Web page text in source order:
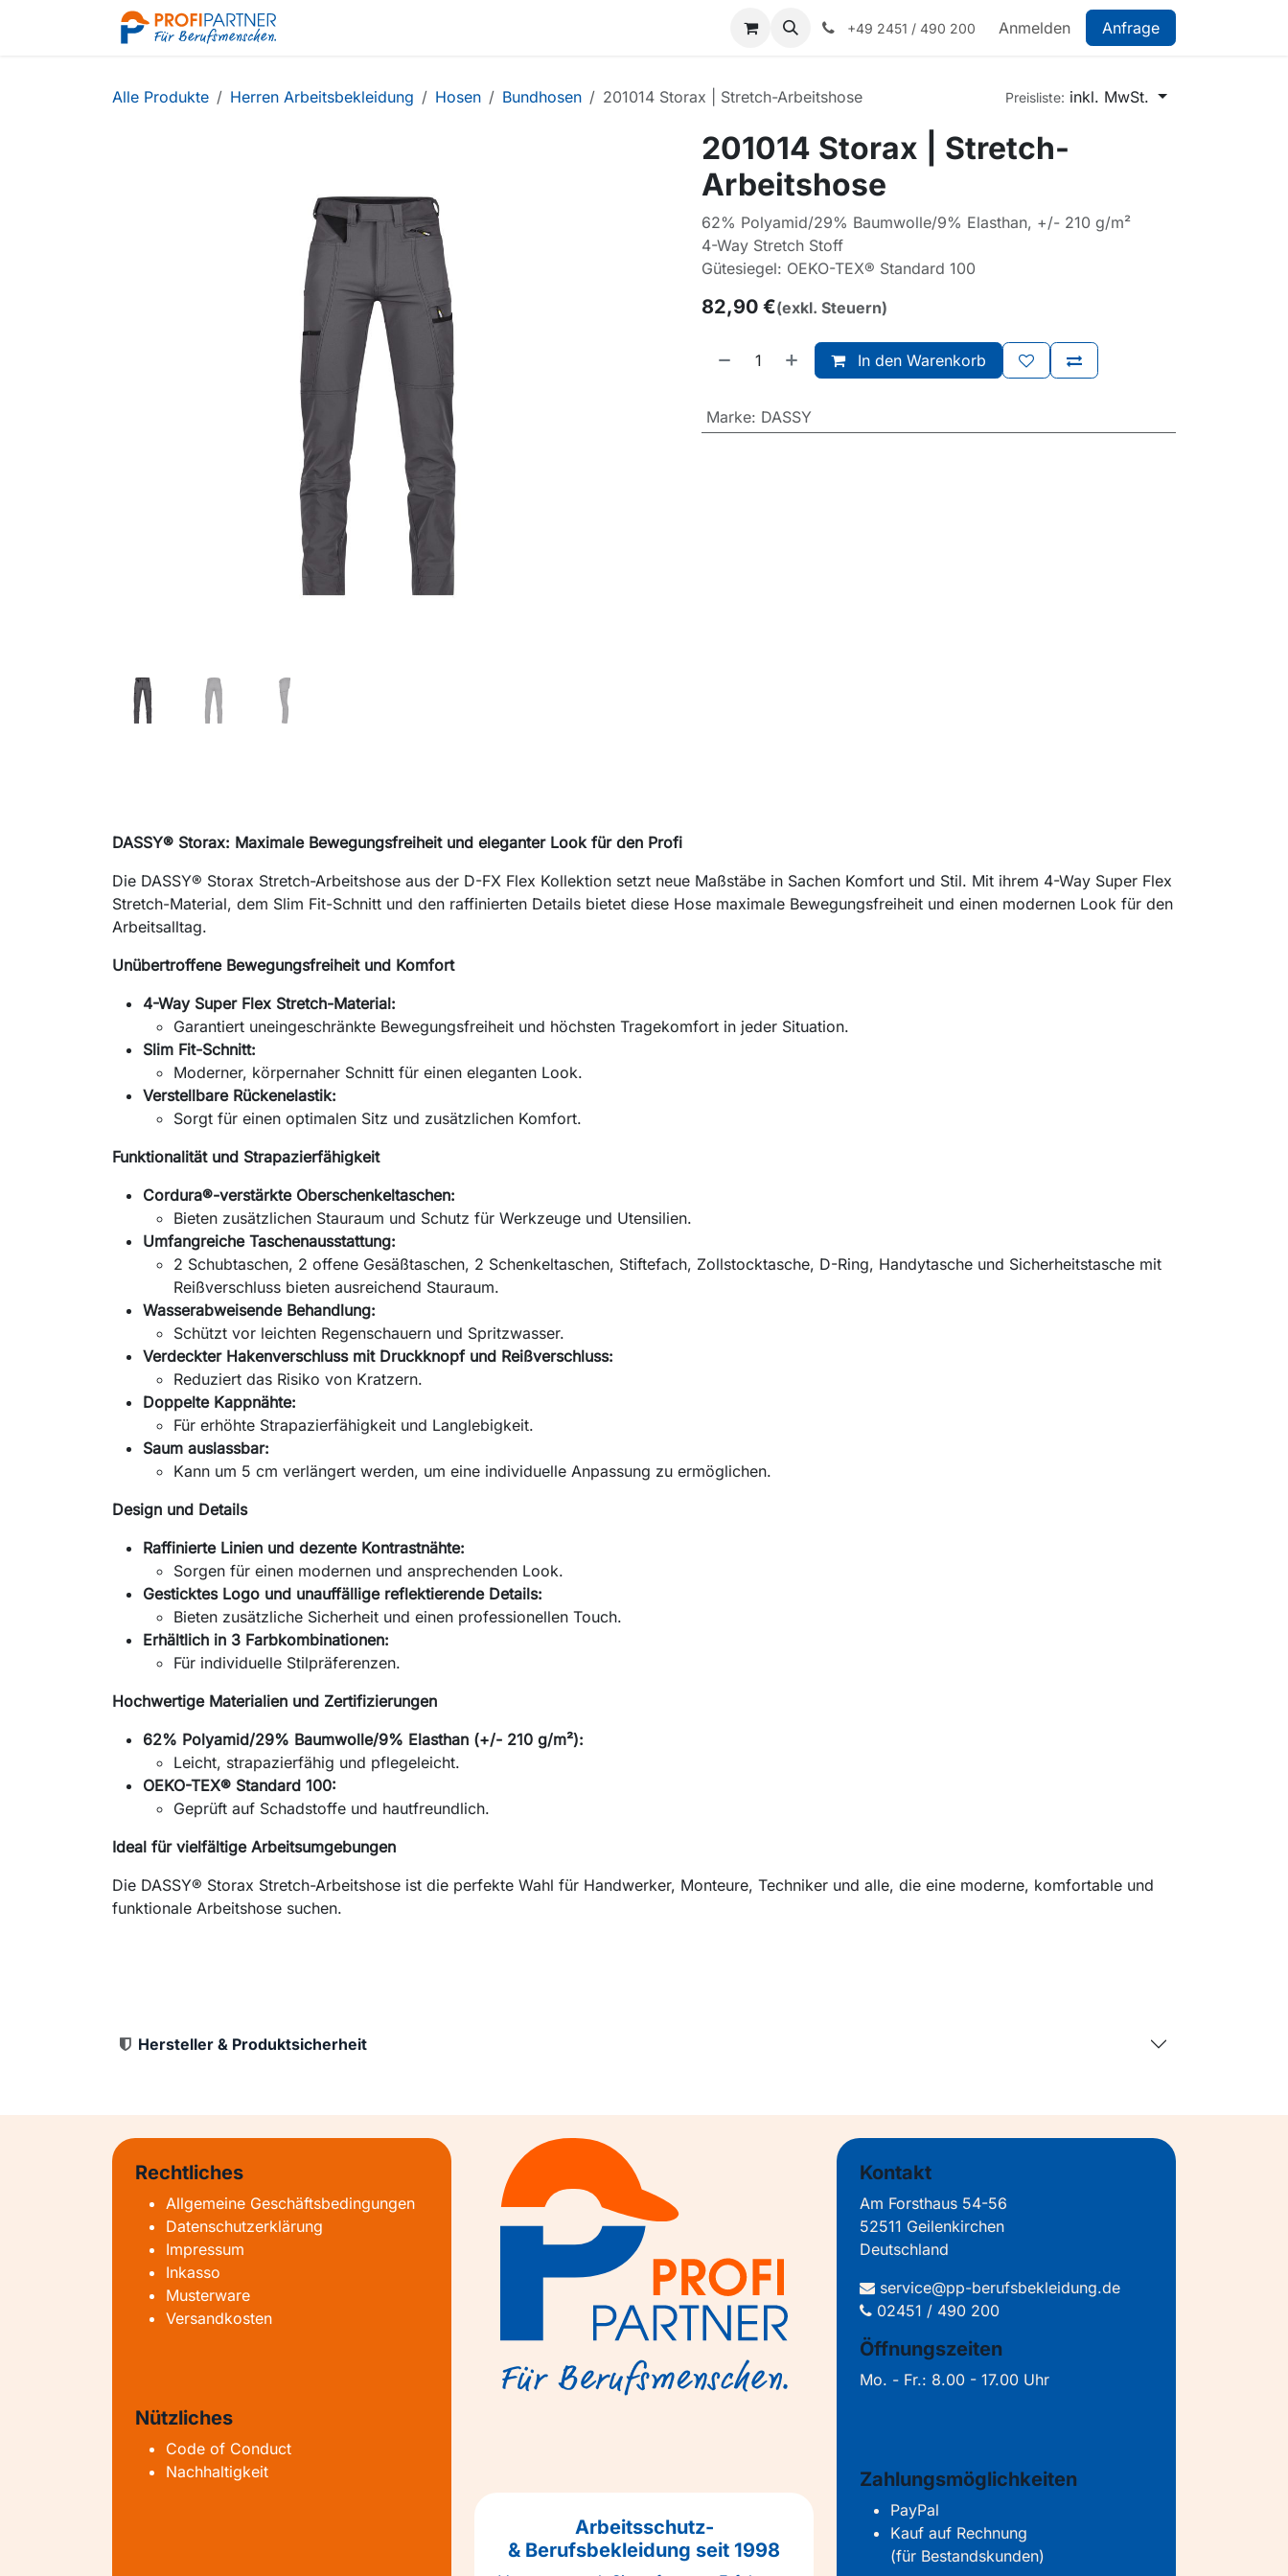
Zum Inhalt springen
+49 2451 / 490 200 Anmelden Anfrage
Alle Produkte Herren Arbeitsbekleidung Hosen Bundhosen 201014 Storax | Stretch-Arbeitshose Preisliste: inkl. MwSt.
201014 Storax | Stretch-
Arbeitshose
62% Polyamid/29% Baumwolle/9% Elasthan, +/- 210 g/m²
4-Way Stretch Stoff
Gütesiegel: OEKO-TEX® Standard 100
82,90 €(exkl. Steuern)
In den Warenkorb
Marke: DASSY
DASSY® Storax: Maximale Bewegungsfreiheit und eleganter Look für den Profi
Die DASSY® Storax Stretch-Arbeitshose aus der D-FX Flex Kollektion setzt neue Maßstäbe in Sachen Komfort und Stil. Mit ihrem 4-Way Super Flex
Stretch-Material, dem Slim Fit-Schnitt und den raffinierten Details bietet diese Hose maximale Bewegungsfreiheit und einen modernen Look für den
Arbeitsalltag.
Unübertroffene Bewegungsfreiheit und Komfort
4-Way Super Flex Stretch-Material:
Garantiert uneingeschränkte Bewegungsfreiheit und höchsten Tragekomfort in jeder Situation.
Slim Fit-Schnitt:
Moderner, körpernaher Schnitt für einen eleganten Look.
Verstellbare Rückenelastik:
Sorgt für einen optimalen Sitz und zusätzlichen Komfort.
Funktionalität und Strapazierfähigkeit
Cordura®-verstärkte Oberschenkeltaschen:
Bieten zusätzlichen Stauraum und Schutz für Werkzeuge und Utensilien.
Umfangreiche Taschenausstattung:
2 Schubtaschen, 2 offene Gesäßtaschen, 2 Schenkeltaschen, Stiftefach, Zollstocktasche, D-Ring, Handytasche und Sicherheitstasche mit
Reißverschluss bieten ausreichend Stauraum.
Wasserabweisende Behandlung:
Schützt vor leichten Regenschauern und Spritzwasser.
Verdeckter Hakenverschluss mit Druckknopf und Reißverschluss:
Reduziert das Risiko von Kratzern.
Doppelte Kappnähte:
Für erhöhte Strapazierfähigkeit und Langlebigkeit.
Saum auslassbar:
Kann um 5 cm verlängert werden, um eine individuelle Anpassung zu ermöglichen.
Design und Details
Raffinierte Linien und dezente Kontrastnähte:
Sorgen für einen modernen und ansprechenden Look.
Gesticktes Logo und unauffällige reflektierende Details:
Bieten zusätzliche Sicherheit und einen professionellen Touch.
Erhältlich in 3 Farbkombinationen:
Für individuelle Stilpräferenzen.
Hochwertige Materialien und Zertifizierungen
62% Polyamid/29% Baumwolle/9% Elasthan (+/- 210 g/m²):
Leicht, strapazierfähig und pflegeleicht.
OEKO-TEX® Standard 100:
Geprüft auf Schadstoffe und hautfreundlich.
Ideal für vielfältige Arbeitsumgebungen
Die DASSY® Storax Stretch-Arbeitshose ist die perfekte Wahl für Handwerker, Monteure, Techniker und alle, die eine moderne, komfortable und
funktionale Arbeitshose suchen.
Hersteller & Produktsicherheit
Rechtliches
Allgemeine Geschäftsbedingungen
Datenschutzerklärung
Impressum
Inkasso
Musterware
Versandkosten
Nützliches
Code of Conduct
Nachhaltigkeit
Kontakt
Am Forsthaus 54-56
52511 Geilenkirchen
Deutschland
service@pp-berufsbekleidung.de
02451 / 490 200
Öffnungszeiten
Mo. - Fr.: 8.00 - 17.00 Uhr
Zahlungsmöglichkeiten
PayPal
Kauf auf Rechnung
(für Bestandskunden)
Arbeitsschutz-
& Berufsbekleidung seit 1998